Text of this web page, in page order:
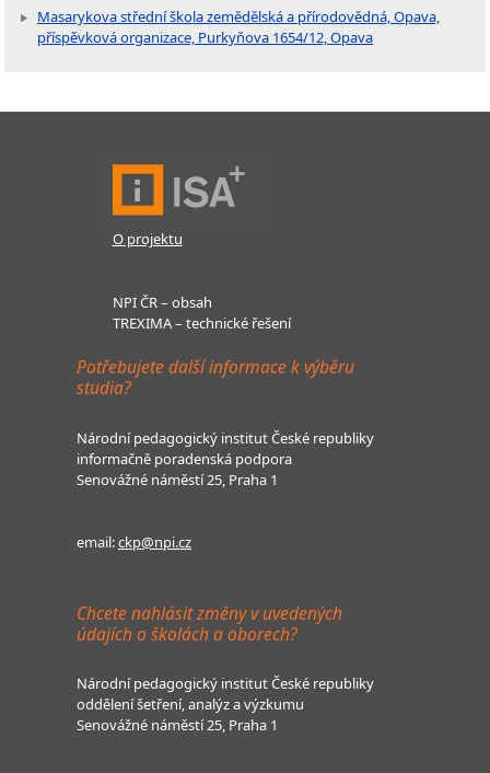
Masarykova střední škola zemědělská a přírodovědná, Opava,
příspěvková organizace, Purkyňova 1654/12, Opava
O projektu
NPI ČR – obsah
TREXIMA – technické řešení
Potřebujete další informace k výběru
studia?
Národní pedagogický institut České republiky
informačně poradenská podpora
Senovážné náměstí 25, Praha 1
email:ckp@npi.cz
Chcete nahlásit změny v uvedených
údajích o školách a oborech?
Národní pedagogický institut České republiky
oddělení šetření, analýz a výzkumu
Senovážné náměstí 25, Praha 1